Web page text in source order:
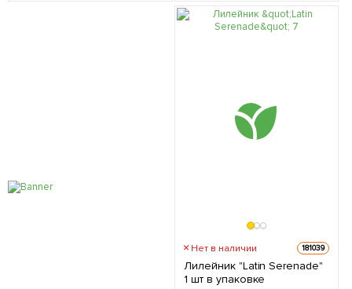
Нет в наличии 181039
Лилейник "Latin Serenade"
1 шт в упаковке